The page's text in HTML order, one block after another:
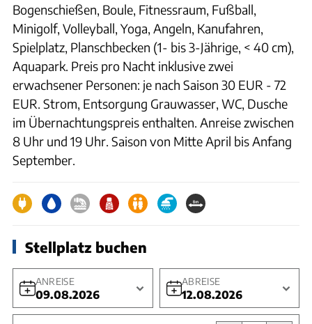
Bogenschießen, Boule, Fitnessraum, Fußball,
Minigolf, Volleyball, Yoga, Angeln, Kanufahren,
Spielplatz, Planschbecken (1- bis 3-Jährige, < 40 cm),
Aquapark. Preis pro Nacht inklusive zwei
erwachsener Personen: je nach Saison 30 EUR - 72
EUR. Strom, Entsorgung Grauwasser, WC, Dusche
im Übernachtungspreis enthalten. Anreise zwischen
8 Uhr und 19 Uhr. Saison von Mitte April bis Anfang
September.
Stellplatz buchen
ANREISE
09.08.2026
ABREISE
12.08.2026